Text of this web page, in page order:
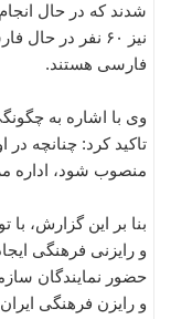
شدند که در حال
نیز ۶۰ نفر در
فارسی هستند.
وی با اشاره به
تاکید کرد: چنانچه
منصوب شود، اداره
بنا بر این گزارش،
و رایزنی فرهنگی
حضور نمایندگان
و رایزن فرهنگی